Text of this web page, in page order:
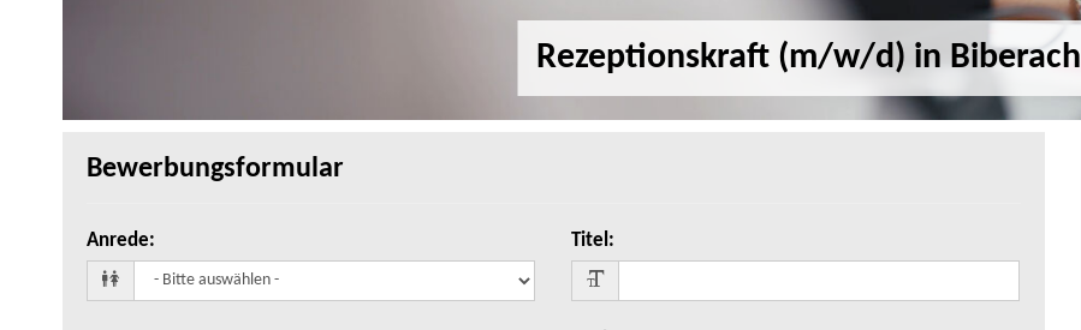
Rezeptionskraft (m/w/d) in Biberach
Bewerbungsformular
Anrede: Titel :